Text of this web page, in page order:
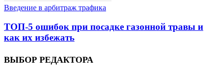
Введение в арбитраж трафика
ТОП-5 ошибок при посадке газонной травы и
как их избежать
ВЫБОР РЕДАКТОРА